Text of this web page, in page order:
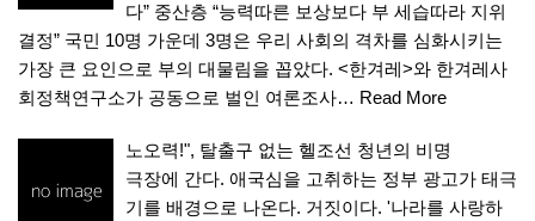
다” 중산층 “능력따른 보상보다 부 세습따라 지위
결정” 국민 10명 가운데 3명은 우리 사회의 격차를 심화시키는
가장 큰 요인으로 부의 대물림을 꼽았다. <한겨레>와 한겨레사
회정책연구소가 공동으로 벌인 여론조사… Read More
노오력!", 탈출구 없는 헬조선 청년의 비명
극장에 간다. 애국심을 고취하는 정부 광고가 태극
기를 배경으로 나온다. 거짓이다. '나라를 사랑하